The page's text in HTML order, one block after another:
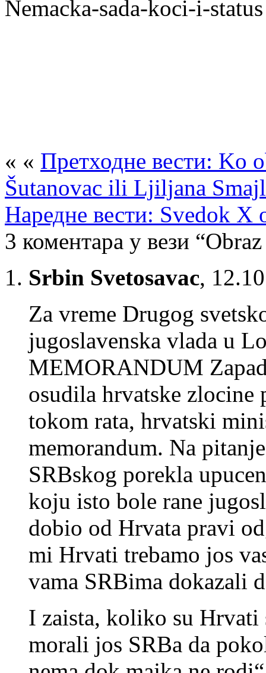
Nemacka-sada-koci-i-status
« « Претходне вести: Ko
Šutanovac ili Ljiljana
Наредне вести: Svedok X
3 коментара у вези
Srbin Svetosavac,
Za vreme Drugog
jugoslavenska vlada u
MEMORANDUM
osudila hrvatske zlocine
tokom rata, hrvatski
memorandum. Na
SRBskog porekla
koju isto bole rane
dobio od Hrvata pravi
mi Hrvati trebamo jos
vama SRBima dokazali
I zaista, koliko su Hrvati
morali jos SRBa da